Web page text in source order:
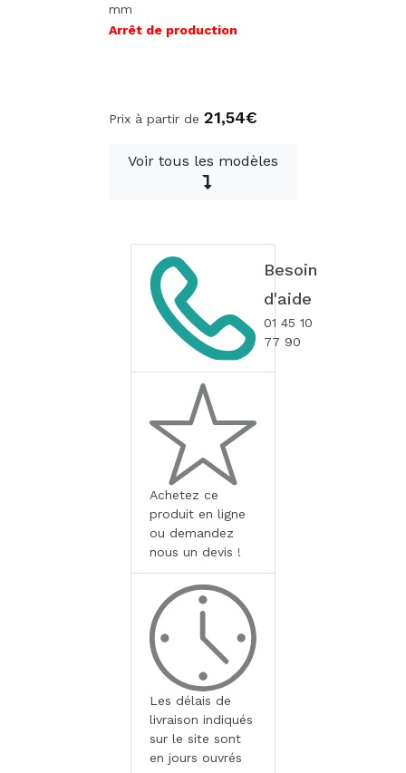
mm
Arrêt de production
Prix à partir de 21,54€
Voir tous les modèles
Besoin
d'aide
01 45 10
77 90
Achetez ce
produit en ligne
ou demandez
nous un devis !
Les délais de
livraison indiqués
sur le site sont
en jours ouvrés